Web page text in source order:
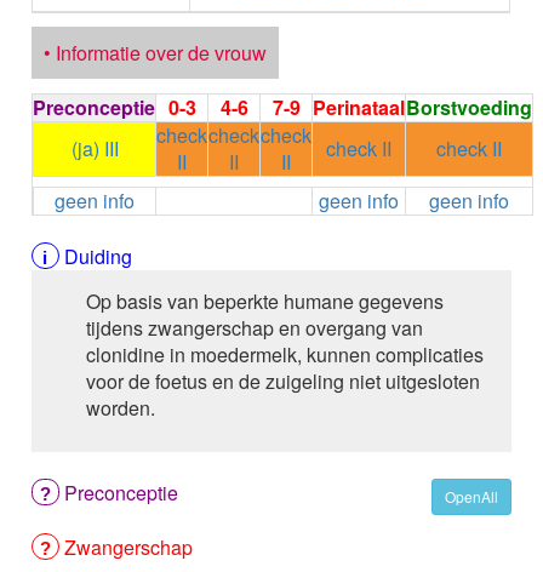
ALECTINIB
ALEMTUZUMAB
ALENDRONAAT
ALENDRONAAT/VIT D3
ALENDRONAAT / VITAMINE D3 / CACO3
ALFA-1-PROTEINASEREMMER humaan
ALFENTANYL HCl
ALFUZOSINE
ALGELDRAAT / MAGNESIUM HYDROXYDE
ALGINAAT Na / Na BICARBONAAT / CALCIUM
CARBONAAT
ALGINEZUUR
ALGLUCOSIDASE alfa
ALIROCUMAB
ALIZAPRIDE
ALLOPURINOL
ALOGLIPTINE benzoaat
• Informatie over de vrouw
Preconceptie 0-3 4-6 7-9 PerinataalBorstvoeding
(ja) III
check
II
check
II
check
II
check II
check II
geen info
geen info
geen info
Duiding
Op basis van beperkte humane gegevens
tijdens zwangerschap en overgang van
clonidine in moedermelk, kunnen complicaties
voor de foetus en de zuigeling niet uitgesloten
worden.
OpenAll
Preconceptie
Zwangerschap